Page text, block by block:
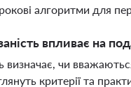
алгоритми для
впливає на
визначає, чи
критерії та